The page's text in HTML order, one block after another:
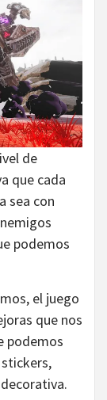
de
que cada
sea con
podemos
el juego
que nos
podemos